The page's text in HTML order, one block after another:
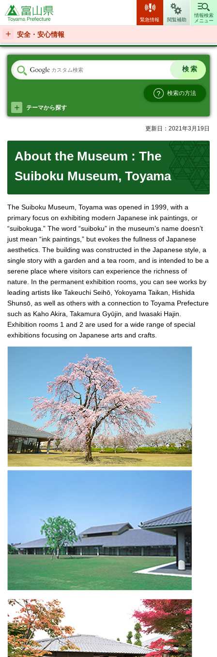
富山県
緊急情報 閲覧補助
情報検索
メニュー
安全・安心情報
検索の方法
テーマから探す
更新日：2021年3月19日
About the Museum : The
Suiboku Museum, Toyama
The Suiboku Museum, Toyama was opened in 1999, with a
primary focus on exhibiting modern Japanese ink paintings, or
“suibokuga.” The word “suiboku” in the museum’s name doesn’t
just mean “ink paintings,” but evokes the fullness of Japanese
aesthetics. The building was constructed in the Japanese style, a
single story with a garden and a tea room, and is intended to be a
serene place where visitors can experience the richness of
nature. In the permanent exhibition rooms, you can see works by
leading artists like Takeuchi Seihō, Yokoyama Taikan, Hishida
Shunsō, as well as others with a connection to Toyama Prefecture
such as Kaho Akira, Takamura Gyūjin, and Iwasaki Hajin.
Exhibition rooms 1 and 2 are used for a wide range of special
exhibitions focusing on Japanese arts and crafts.